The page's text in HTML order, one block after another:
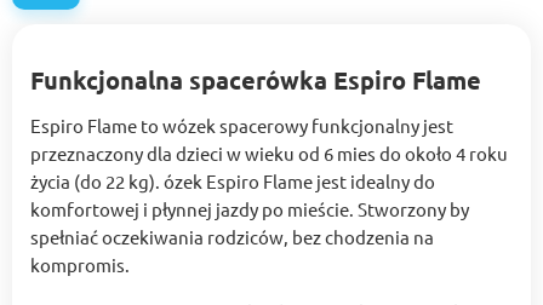
Funkcjonalna spacerówka Espiro Flame
Espiro Flame to wózek spacerowy funkcjonalny jest
przeznaczony dla dzieci w wieku od 6 mies do około 4 roku
życia (do 22 kg). ózek Espiro Flame jest idealny do
komfortowej i płynnej jazdy po mieście. Stworzony by
spełniać oczekiwania rodziców, bez chodzenia na
kompromis.